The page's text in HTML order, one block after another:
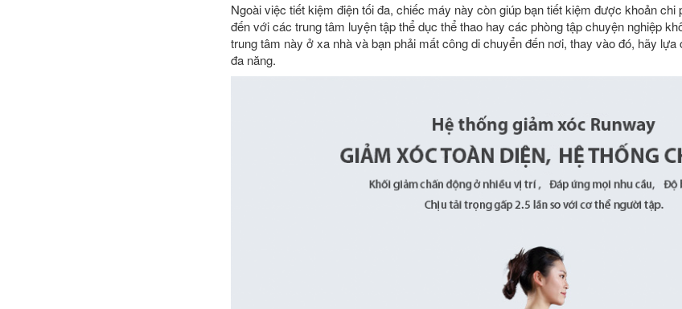
Ngoài việc tiết kiệm điện tối đa, chiếc máy này còn giúp bạn tiết kiệm được khoản chi
đến với các trung tâm luyện tập thể dục thể thao hay các phòng tập chuyện nghiệp
trung tâm này ở xa nhà và bạn phải mất công di chuyển đến nơi, thay vào đó, hãy
đa năng.